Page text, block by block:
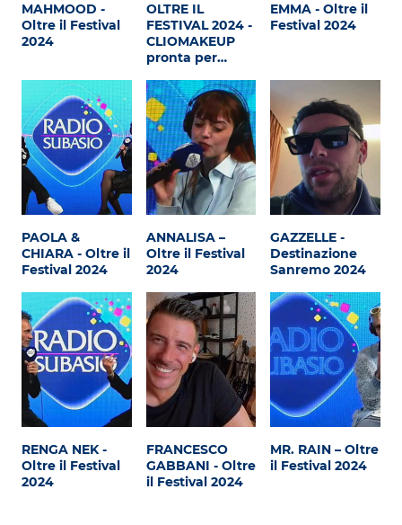
Oroscopo
Radio Subasio Music Club
Sanremo 2026
News
Musica
Cultura
Attualità
Costume
Extra
Eventi
MAHMOOD -
Oltre il Festival
2024
OLTRE IL
FESTIVAL 2024 -
CLIOMAKEUP
pronta per…
EMMA - Oltre il
Festival 2024
PAOLA &
CHIARA - Oltre il
Festival 2024
ANNALISA –
Oltre il Festival
2024
GAZZELLE -
Destinazione
Sanremo 2024
RENGA NEK -
Oltre il Festival
2024
FRANCESCO
GABBANI - Oltre
il Festival 2024
MR. RAIN – Oltre
il Festival 2024